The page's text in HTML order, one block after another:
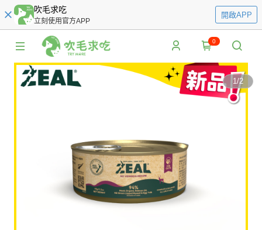
吹毛求吃
立刻使用官方APP
開啟APP
0
1/2